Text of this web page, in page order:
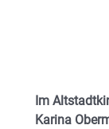
Im
Karina